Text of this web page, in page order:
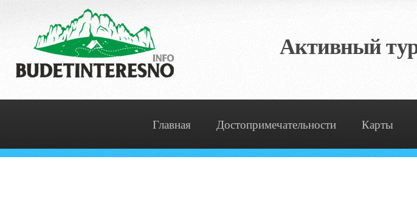
Активный
Главная Достопримечательности Карты